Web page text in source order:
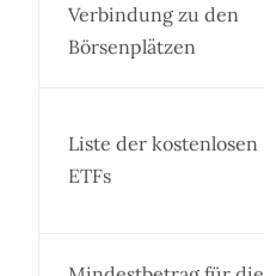
Verbindung zu den
Börsenplätzen
Liste der kostenlosen
ETFs